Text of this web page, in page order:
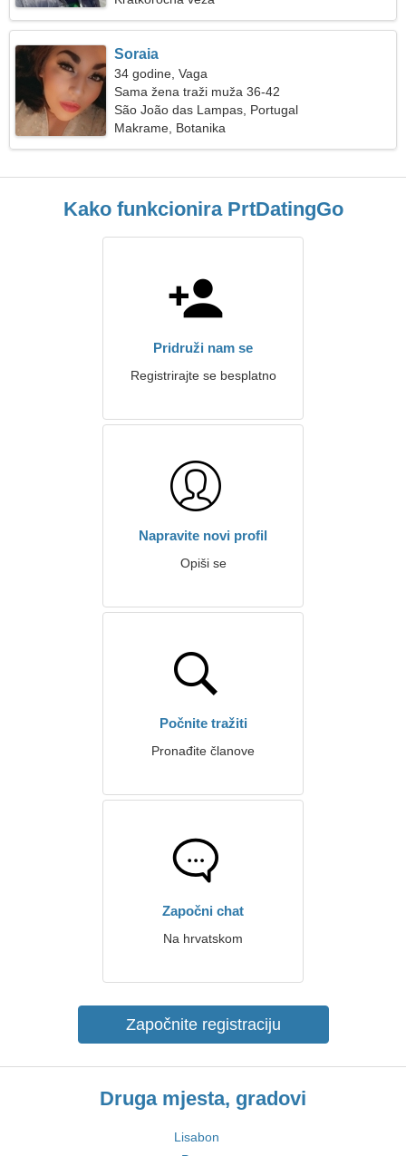
Soraia
34 godine, Vaga
Sama žena traži muža 36-42
São João das Lampas, Portugal
Makrame, Botanika
Kako funkcionira PrtDatingGo
Pridruži nam se
Registrirajte se besplatno
Napravite novi profil
Opiši se
Počnite tražiti
Pronađite članove
Započni chat
Na hrvatskom
Započnite registraciju
Druga mjesta, gradovi
Lisabon